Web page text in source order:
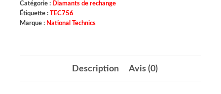
Catégorie : Diamants de rechange
Étiquette : TEC756
Marque : National Technics
Description Avis (0)